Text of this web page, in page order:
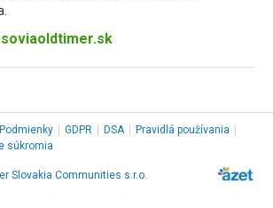
Podmienky GDPR DSA Pravidlá používania
súkromia
Slovakia Communities s.r.o.